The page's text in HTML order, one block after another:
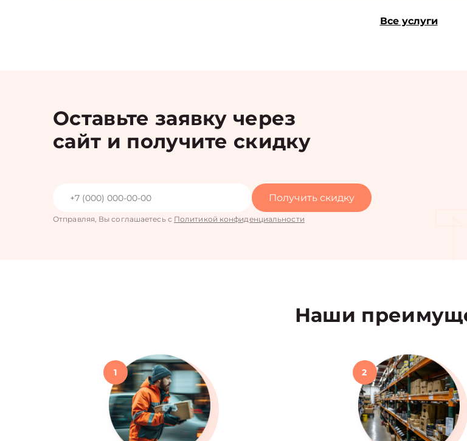
Все услуги
Оставьте заявку через
сайт и получите скидку
Получить скидку
Отправляя, Вы соглашаетесь с Политикой конфиденциальности
Наши
1 2